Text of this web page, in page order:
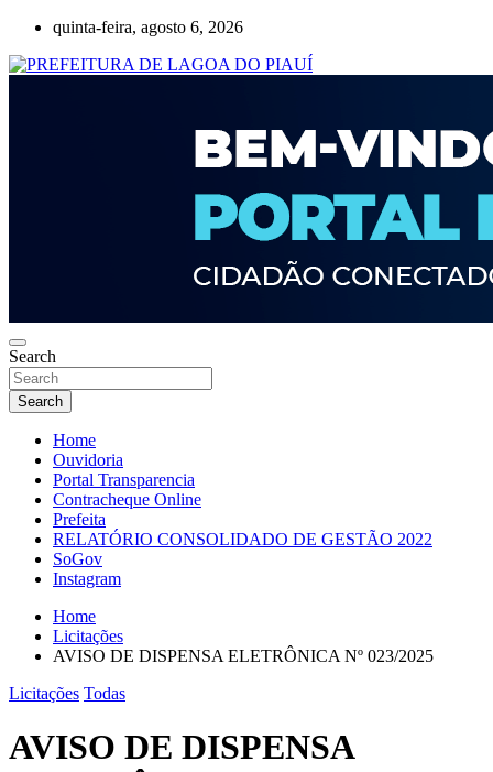
Skip
content
quinta-feira, agosto 6, 2026
Search
Search
Home
Ouvidoria
Portal Transparencia
Contracheque Online
Prefeita
RELATÓRIO CONSOLIDADO DE GESTÃO 2022
SoGov
Instagram
Home
Licitações
AVISO DE DISPENSA ELETRÔNICA Nº 023/2025
Licitações Todas
AVISO DE DISPENSA